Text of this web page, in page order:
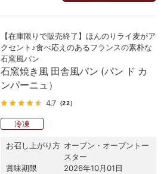
【在庫限りで販売終了】ほんのりライ麦がア
クセント♪食べ応えのあるフランスの素朴な
石窯風パン
石窯焼き風 田舎風パン (パン ド カ
ンパーニュ）
4.7 （22）
冷凍
お召し上がり方 オーブン・オーブントー
スター
賞味期限
2026年10月01日